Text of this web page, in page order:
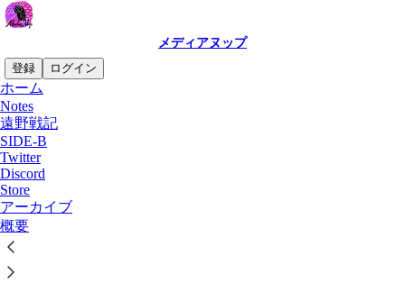
メディアヌップ
登録
ログイン
ホーム
Notes
遠野戦記
SIDE-B
Twitter
Discord
Store
アーカイブ
概要
最新
#284 僕らの天皇制
固め、濃いめ、多め
19 時間前